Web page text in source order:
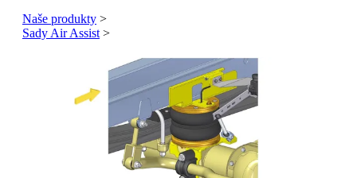
Naše produkty >
Sady Air Assist >